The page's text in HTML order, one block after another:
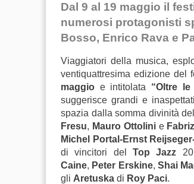
Dal 9 al 19 maggio il
numerosi protagonisti
Bosso, Enrico Rava e
Viaggiatori della musica,
ventiquattresima edizione del
maggio e intitolata “Oltre
suggerisce grandi e
spazia dalla somma divinità
Fresu, Mauro Ottolinie
Michel Portal-Ernst
di vincitori del Top Jazz
Caine, Peter Erskine, Shai
gli Aretuska di Roy Paci.